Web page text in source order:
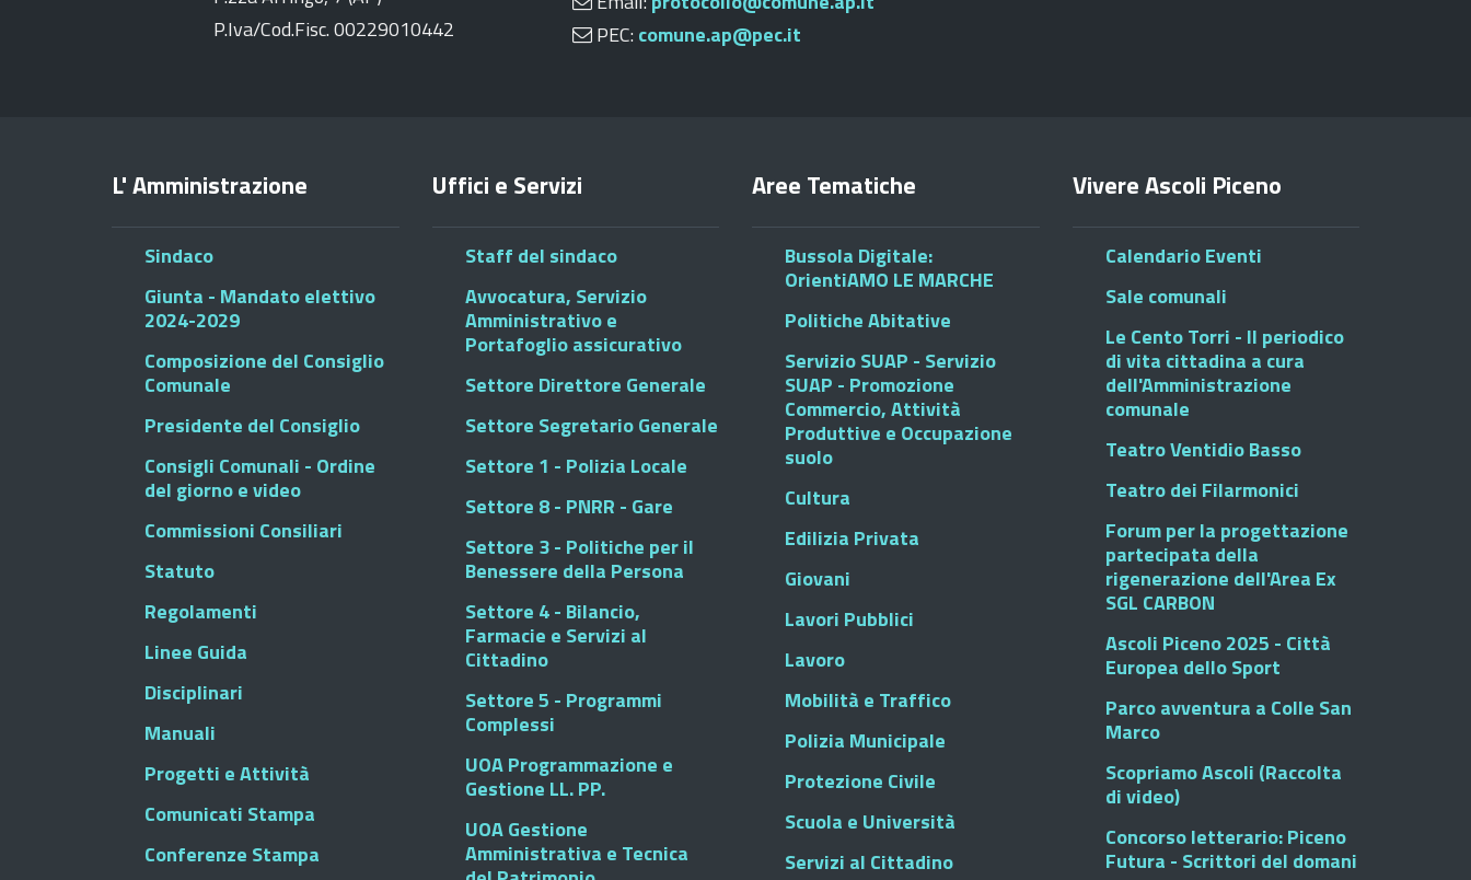
P.Iva/Cod.Fisc. 00229010442
PEC: comune.ap@pec.it
L' Amministrazione
Sindaco
Giunta - Mandato elettivo
2024-2029
Composizione del Consiglio
Comunale
Presidente del Consiglio
Consigli Comunali - Ordine
del giorno e video
Commissioni Consiliari
Statuto
Regolamenti
Linee Guida
Disciplinari
Manuali
Progetti e Attività
Comunicati Stampa
Conferenze Stampa
Uffici e Servizi
Staff del sindaco
Avvocatura, Servizio
Amministrativo e
Portafoglio assicurativo
Settore Direttore Generale
Settore Segretario Generale
Settore 1 - Polizia Locale
Settore 8 - PNRR - Gare
Settore 3 - Politiche per il
Benessere della Persona
Settore 4 - Bilancio,
Farmacie e Servizi al
Cittadino
Settore 5 - Programmi
Complessi
UOA Programmazione e
Gestione LL. PP.
UOA Gestione
Amministrativa e Tecnica
Aree Tematiche
Bussola Digitale:
OrientiAMO LE MARCHE
Politiche Abitative
Servizio SUAP - Servizio
SUAP - Promozione
Commercio, Attività
Produttive e Occupazione
suolo
Cultura
Edilizia Privata
Giovani
Lavori Pubblici
Lavoro
Mobilità e Traffico
Polizia Municipale
Protezione Civile
Scuola e Università
Servizi al Cittadino
Vivere Ascoli Piceno
Calendario Eventi
Sale comunali
Le Cento Torri - Il periodico
di vita cittadina a cura
dell'Amministrazione
comunale
Teatro Ventidio Basso
Teatro dei Filarmonici
Forum per la progettazione
partecipata della
rigenerazione dell'Area Ex
SGL CARBON
Ascoli Piceno 2025 - Città
Europea dello Sport
Parco avventura a Colle San
Marco
Scopriamo Ascoli (Raccolta
di video)
Concorso letterario: Piceno
Futura - Scrittori del domani